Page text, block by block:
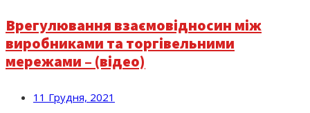
Врегулювання взаємовідносин між
виробниками та торгівельними
мережами – (відео)
11 Грудня, 2021